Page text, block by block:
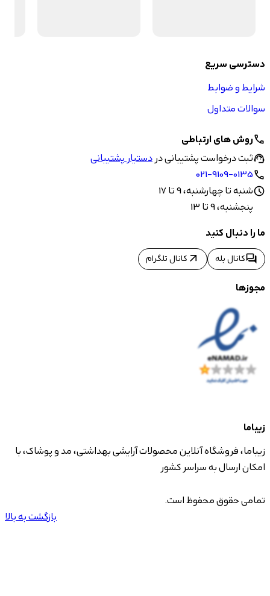
دسترسی سریع
شرایط و ضوابط
سوالات متداول
callروش های ارتباطی
support_agentثبت درخواست پشتیبانی دردستیار پشتیبانی
call
021-9109-0135
scheduleشنبه تا چهارشنبه، 9 تا 17
پنجشنبه، 9 تا 13
ما را دنبال کنید
forumکانال بله arrow_outward کانال تلگرام
مجوزها
زیباما
زیباما، فروشگاه آنلاین محصولات آرایشی بهداشتی، مد و پوشاک، با
امکان ارسال به سراسر کشور
تمامی حقوق محفوظ است.
بازگشت به بالا